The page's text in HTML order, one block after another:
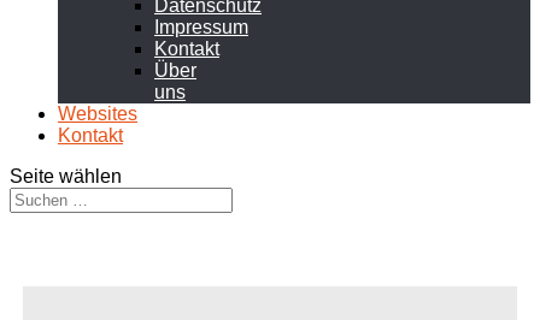
Datenschutz
Impressum
Kontakt
Über
uns
Websites
Kontakt
Seite wählen